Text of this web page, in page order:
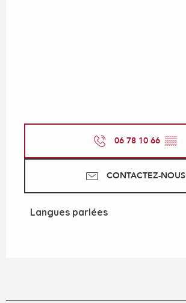
06 78 10 66 ▒▒
CONTACTEZ-NOUS
Langues parlées
Langues parlées